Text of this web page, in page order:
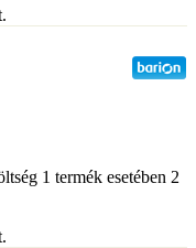
1 termék esetében 2